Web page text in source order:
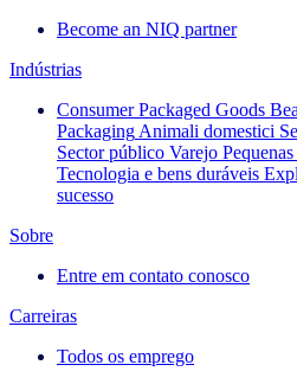
Become an NIQ partner
Indústrias
Consumer Packaged Goods
Packaging Animali domestici
Sector público Varejo
Tecnologia e bens duráveis
sucesso
Sobre
Entre em contato conosco
Carreiras
Todos os emprego